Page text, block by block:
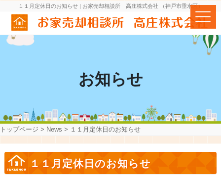
１１月定休日のお知らせ | お家売却相談所 高庄株式会社 （神戸市垂水区）
お知らせ
トップページ > News > １１月定休日のお知らせ
１１月定休日のお知らせ